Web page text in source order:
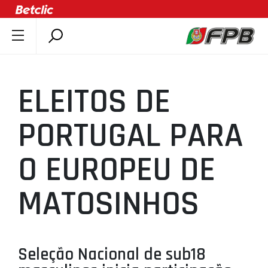
ÚLTIMAS
COMPETIÇÕES
ASSOCIAÇÕES
CLUBES
AGENTES
AGENDA
MINIBASQUETE
ELEITOS DE
PORTUGAL PARA
O EUROPEU DE
MATOSINHOS
Seleção Nacional de sub18